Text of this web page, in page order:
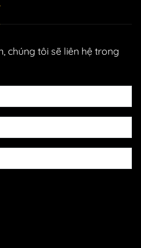
chúng tôi sẽ liên hệ trong